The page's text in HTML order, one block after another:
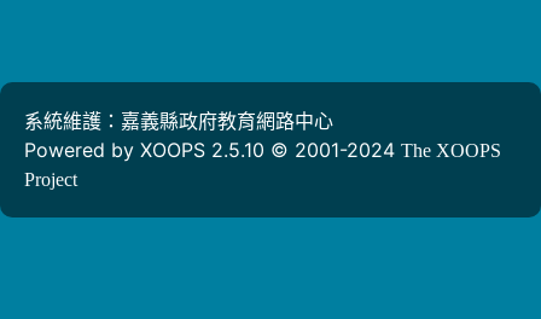
系統維護：嘉義縣政府教育網路中心
Powered by XOOPS 2.5.10 © 2001-2024 The XOOPS
Project